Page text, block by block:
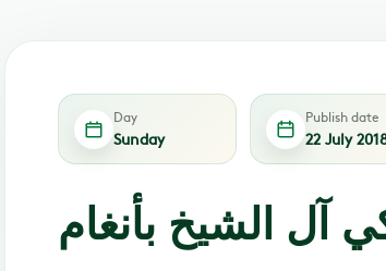
Day
Sunday
Publish date
22 July
آل الشيخ بأنغام